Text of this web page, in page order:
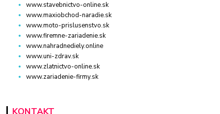
www.stavebnictvo-online.sk
www.maxiobchod-naradie.sk
www.moto-prislusenstvo.sk
www.firemne-zariadenie.sk
www.nahradnediely.online
www.uni-zdrav.sk
www.zlatnictvo-online.sk
www.zariadenie-firmy.sk